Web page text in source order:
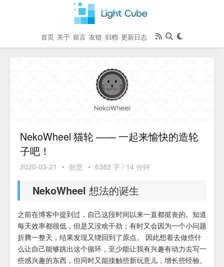
首页 关于 留言 友链 归档 更新日志
NekoWheel 猫轮 —— 一起来愉快的造轮
子吧！
2020-03-21 • 创意 • 6382 字 / 14 分钟
NekoWheel 想法的诞生
之前在博客中提到过，自己这段时间以来一直都挺丧的。知道
每天效率都很低，但是又没啥干劲；有时又会因为一个小问题
折腾一整天，结果发现又绕回到了原点。 因此想着去做些什
么让自己能够跳出这个循环，至少能让我有兴趣有动力去写一
些感兴趣的东西，但同时又能接触些新玩意儿，增长些经验。